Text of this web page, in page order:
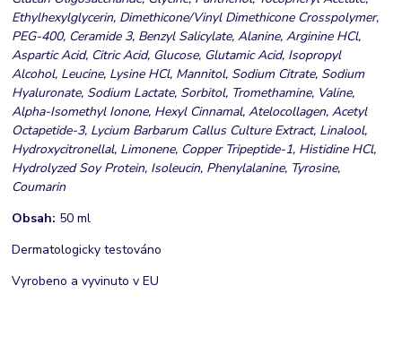
Ethylhexylglycerin, Dimethicone/Vinyl Dimethicone Crosspolymer,
PEG-400, Ceramide 3, Benzyl Salicylate, Alanine, Arginine HCl,
Aspartic Acid, Citric Acid, Glucose, Glutamic Acid, Isopropyl
Alcohol, Leucine, Lysine HCl, Mannitol, Sodium Citrate, Sodium
Hyaluronate, Sodium Lactate, Sorbitol, Tromethamine, Valine,
Alpha-Isomethyl Ionone, Hexyl Cinnamal, Atelocollagen, Acetyl
Octapetide-3, Lycium Barbarum Callus Culture Extract, Linalool,
Hydroxycitronellal, Limonene, Copper Tripeptide-1, Histidine HCl,
Hydrolyzed Soy Protein, Isoleucin, Phenylalanine, Tyrosine,
Coumarin
Obsah: 50 ml
Dermatologicky testováno
Vyrobeno a vyvinuto v EU